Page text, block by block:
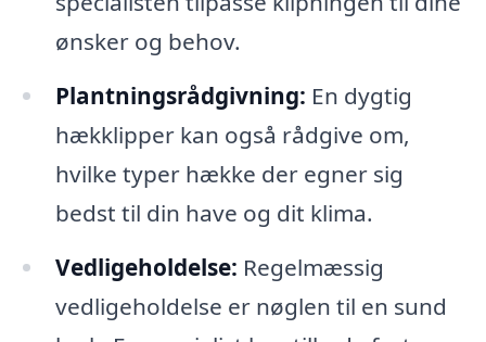
ønsker og behov.
Plantningsrådgivning: En dygtig
hækklipper kan også rådgive om,
hvilke typer hække der egner sig
bedst til din have og dit klima.
Vedligeholdelse: Regelmæssig
vedligeholdelse er nøglen til en sund